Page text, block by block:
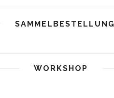
SAMMELBESTELLUNG
WORKSHOP